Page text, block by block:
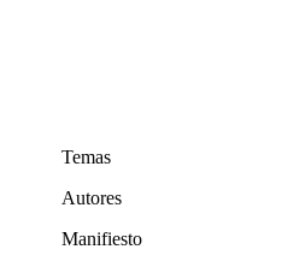
Temas
Autores
Manifiesto